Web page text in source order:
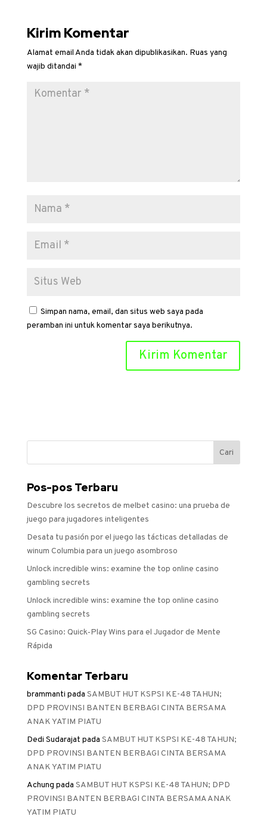
Kirim Komentar
Alamat email Anda tidak akan dipublikasikan. Ruas yang
wajib ditandai *
Simpan nama, email, dan situs web saya pada
peramban ini untuk komentar saya berikutnya.
Pos-pos Terbaru
Descubre los secretos de melbet casino: una prueba de
juego para jugadores inteligentes
Desata tu pasión por el juego las tácticas detalladas de
winum Columbia para un juego asombroso
Unlock incredible wins: examine the top online casino
gambling secrets
Unlock incredible wins: examine the top online casino
gambling secrets
SG Casino: Quick‑Play Wins para el Jugador de Mente
Rápida
Komentar Terbaru
brammanti pada SAMBUT HUT KSPSI KE-48 TAHUN;
DPD PROVINSI BANTEN BERBAGI CINTA BERSAMA
ANAK YATIM PIATU
Dedi Sudarajat pada SAMBUT HUT KSPSI KE-48 TAHUN;
DPD PROVINSI BANTEN BERBAGI CINTA BERSAMA
ANAK YATIM PIATU
Achung pada SAMBUT HUT KSPSI KE-48 TAHUN; DPD
PROVINSI BANTEN BERBAGI CINTA BERSAMA ANAK
YATIM PIATU